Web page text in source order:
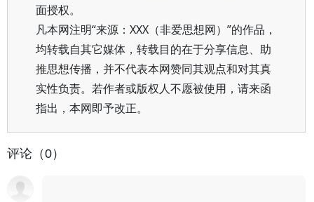
面授权。
凡本网注明“来源：XXX（非爱思想网）”的作品，
均转载自其它媒体，转载目的在于分享信息、助
推思想传播，并不代表本网赞同其观点和对其真
实性负责。若作者或版权人不愿被使用，请来函
指出，本网即予改正。
评论（0）